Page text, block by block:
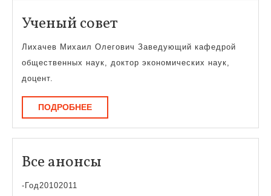
Ученый совет
совет
Лихачев Михаил Олегович Заведующий кафедрой
общественных наук, доктор экономических наук,
доцент.
ПОДРОБНЕЕПОДРОБНЕЕ
Все анонсы
-Год20102011